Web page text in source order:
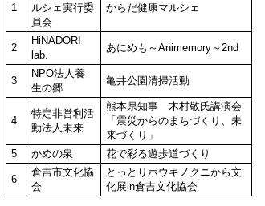
1
ルシェ実行委
員会
からだ健康マルシェ
2
HiNADORI
lab.
あにめも～Animemory～2nd
3
NPO法人養
生の郷
亀井公園清掃活動
4
特定非営利活
動法人未来
熊本県知事 木村敬氏講演会
「震災からのまちづくり、未
来づくり」
5
かめの泉 花で彩る遊歩道づくり
6
倉吉市文化協
会
とっとりホウキノクニから文
化展in倉吉文化協会